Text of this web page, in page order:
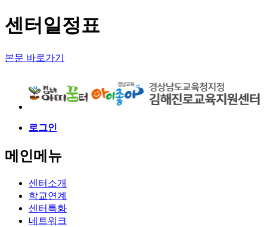
센터일정표
본문 바로가기
로그인
메인메뉴
센터소개
학교연계
센터특화
네트워크